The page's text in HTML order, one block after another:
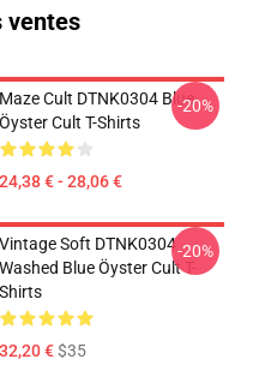
ventes
Maze Cult DTNK0304 Blue
Öyster Cult T-Shirts
24,38 € - 28,06 €
-20%
Vintage Soft DTNK0304
Washed Blue Öyster Cult T-
Shirts
32,20 €$35
-20%